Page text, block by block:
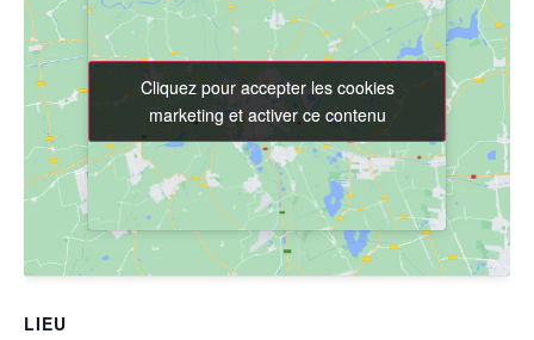
LIEU
Cliquez pour accepter les cookies
marketing et activer ce contenu
Cliquez pour accepter les cookies
marketing et activer ce contenu